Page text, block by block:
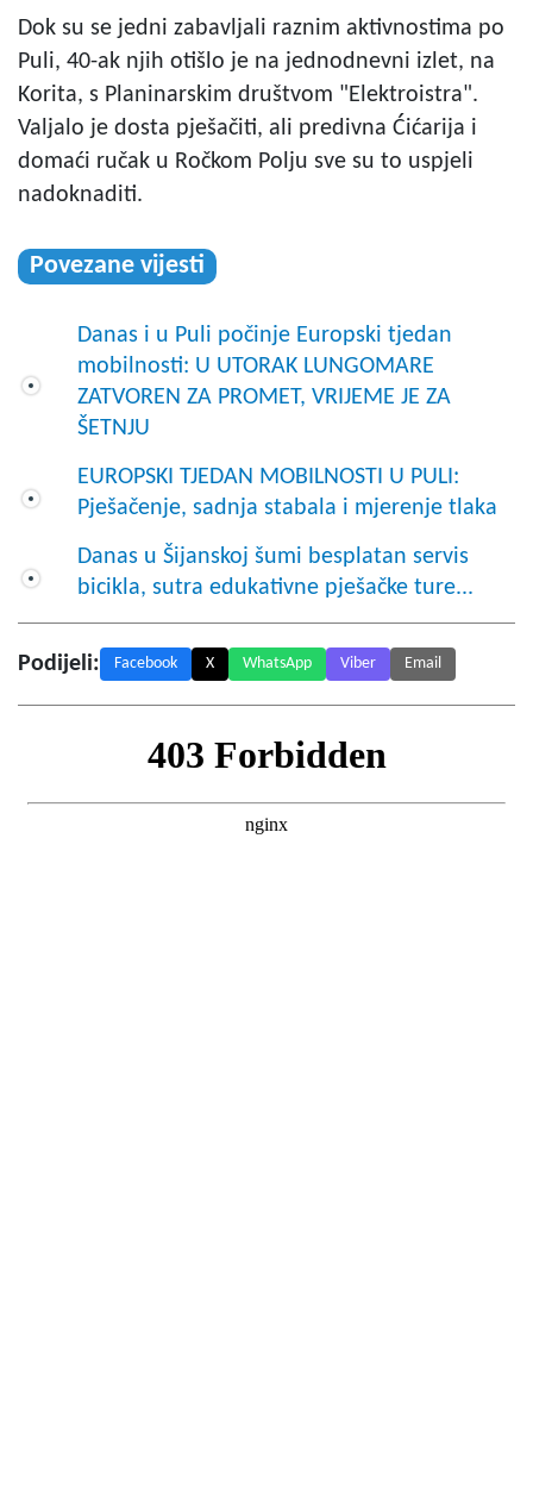
Dok su se jedni zabavljali raznim aktivnostima po
Puli, 40-ak njih otišlo je na jednodnevni izlet, na
Korita, s Planinarskim društvom "Elektroistra".
Valjalo je dosta pješačiti, ali predivna Ćićarija i
domaći ručak u Ročkom Polju sve su to uspjeli
nadoknaditi.
Povezane vijesti
Danas i u Puli počinje Europski tjedan
mobilnosti: U UTORAK LUNGOMARE
ZATVOREN ZA PROMET, VRIJEME JE ZA
ŠETNJU
EUROPSKI TJEDAN MOBILNOSTI U PULI:
Pješačenje, sadnja stabala i mjerenje tlaka
Danas u Šijanskoj šumi besplatan servis
bicikla, sutra edukativne pješačke ture...
Podijeli: Facebook X WhatsApp Viber Email